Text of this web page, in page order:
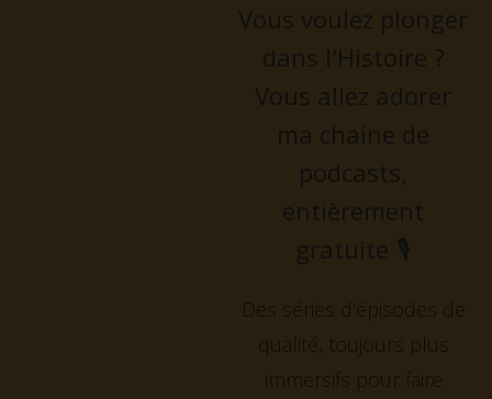
Vous voulez plonger
dans l'Histoire ?
Vous allez adorer
ma chaine de
podcasts,
entièrement
gratuite 🎙️
Des séries d'épisodes de
qualité, toujours plus
immersifs pour faire